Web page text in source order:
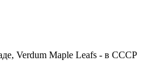
Verdum Maple Leafs - в СССР